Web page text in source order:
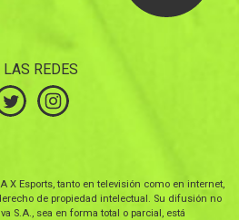
REDES
X Esports, tanto en televisión como en internet,
de propiedad intelectual. Su difusión no
S.A., sea en forma total o parcial, está